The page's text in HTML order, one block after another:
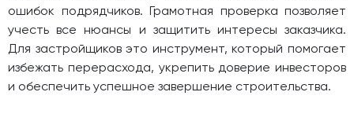
ошибок подрядчиков. Грамотная проверка позволяет
учесть все нюансы и защитить интересы заказчика.
Для застройщиков это инструмент, который помогает
избежать перерасхода, укрепить доверие инвесторов
и обеспечить успешное завершение строительства.